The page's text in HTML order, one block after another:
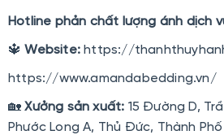
Hotline phản chất lượng ánh dịch
🔱Website: https://
https://www.amandabedding.vn/
🏡Xưởng sản xuất: 15 Đường D,
Phước Long A, Thủ Đức, Thành Phố